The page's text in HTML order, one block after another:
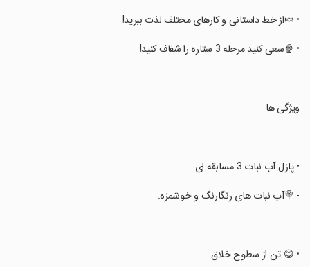
‏• 🍬از خط داستانی و کارهای مختلف لذت ببرید!
‏• 🍿سعی کنید مرحله 3 ستاره را شفاف کنید!
‏ویژگی ها
‏• پازل آب نبات 3 مسابقه ای
‏- 🍭آب نبات های رنگارنگ و خوشمزه.
‏• 😋 تن از سطوح خلاق